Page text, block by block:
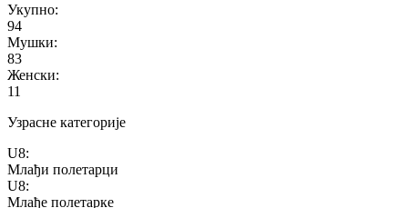
Укупно:
94
Мушки:
83
Женски:
11
Узрасне категорије
U8:
Млађи полетарци
U8:
Млађе полетарке